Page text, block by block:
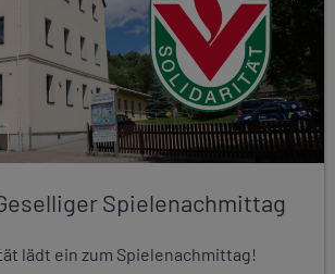
Spielenachmittag
lädt ein zum Spielenachmittag!